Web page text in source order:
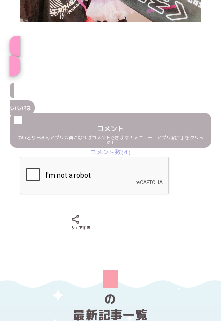
いいね
コメント
めいどりーみんアプリ会員になればコメントできます！メニュー「アプリ紹介」をクリッ
ク！
コメント数(4)
シェアする
の
最新記事一覧